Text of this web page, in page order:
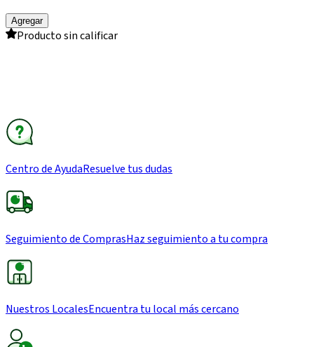
Agregar
Producto sin calificar
Centro de AyudaResuelve tus dudas
Seguimiento de ComprasHaz seguimiento a tu compra
Nuestros LocalesEncuentra tu local más cercano